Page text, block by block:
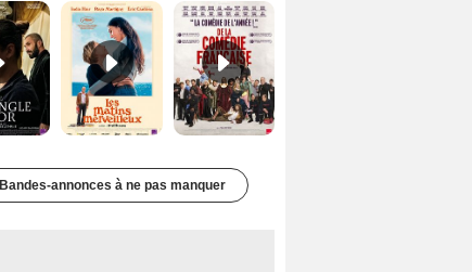
Bandes-annonces à ne pas manquer